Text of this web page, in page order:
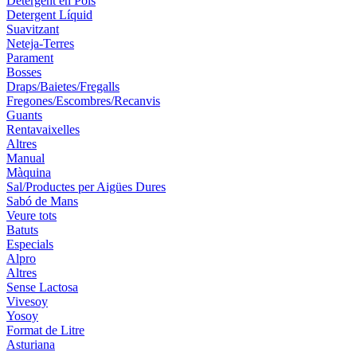
Detergent Líquid
Suavitzant
Neteja-Terres
Parament
Bosses
Draps/Baietes/Fregalls
Fregones/Escombres/Recanvis
Guants
Rentavaixelles
Altres
Manual
Màquina
Sal/Productes per Aigües Dures
Sabó de Mans
Veure tots
Batuts
Especials
Alpro
Altres
Sense Lactosa
Vivesoy
Yosoy
Format de Litre
Asturiana